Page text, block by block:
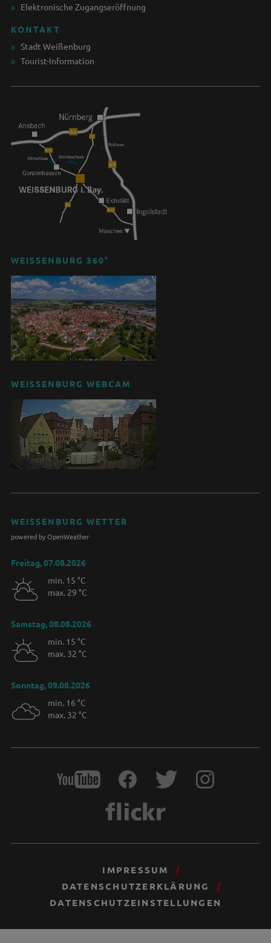
Elektronische Zugangseröffnung
KONTAKT
Stadt Weißenburg
Tourist-Information
WEISSENBURG 360°
WEISSENBURG WEBCAM
WEISSENBURG WETTER
powered by OpenWeather
Freitag, 07.08.2026
min. 15 °C
max. 29 °C
Samstag, 08.08.2026
min. 15 °C
max. 32 °C
Sonntag, 09.08.2026
min. 16 °C
max. 32 °C
IMPRESSUM
DATENSCHUTZERKLÄRUNG
DATENSCHUTZEINSTELLUNGEN